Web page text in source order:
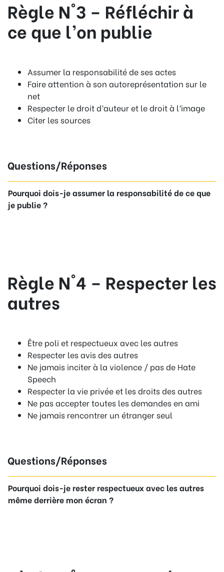
Règle N°3 – Réfléchir à
ce que l’on publie
Assumer la responsabilité de ses actes
Faire attention à son autoreprésentation sur le
net
Respecter le droit d’auteur et le droit à l’image
Citer les sources
Questions/Réponses
Pourquoi dois-je assumer la responsabilité de ce que
je publie ?
Règle N°4 – Respecter les
autres
Être poli et respectueux avec les autres
Respecter les avis des autres
Ne jamais inciter à la violence / pas de Hate
Speech
Respecter la vie privée et les droits des autres
Ne pas accepter toutes les demandes en ami
Ne jamais rencontrer un étranger seul
Questions/Réponses
Pourquoi dois-je rester respectueux avec les autres
même derrière mon écran ?